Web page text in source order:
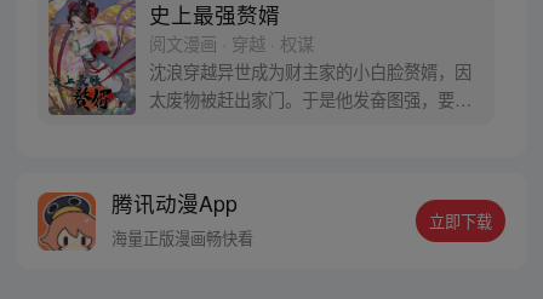
史上最强赘婿
阅文漫画 · 穿越 · 权谋
沈浪穿越异世成为财主家的小白脸赘婿，因
太废物被赶出家门。于是他发奋图强，要找
谁敢惹我就让我娘子打死你！（每周五、周
六更新）
腾讯动漫App
海量正版漫画畅快看
立即下载